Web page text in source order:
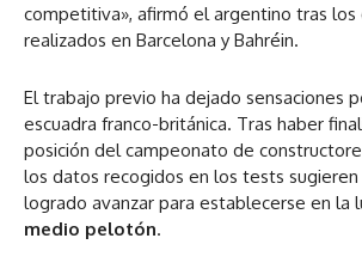
competitiva», afirmó el argentino tras los
realizados en Barcelona y Bahréin.
El trabajo previo ha dejado sensaciones
escuadra franco-británica. Tras haber
posición del campeonato de
los datos recogidos en los tests sugieren
logrado avanzar para establecerse en la
medio pelotón.